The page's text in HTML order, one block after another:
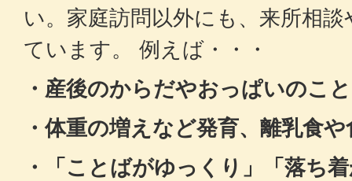
い。家庭訪問以外にも、来所相
ています。 例えば・・・
・産後のからだやおっぱいのこと
・体重の増えなど発育、離乳食
・「ことばがゆっくり」「落ち